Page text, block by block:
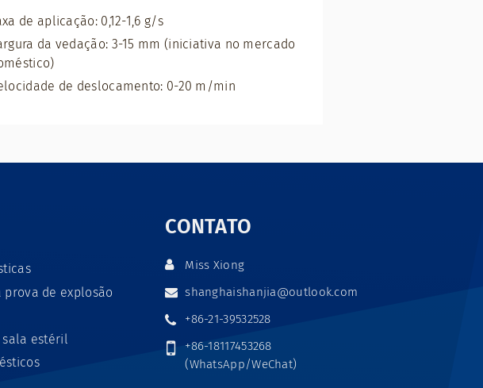
de aplicação: 0,12-1,6 g/s
da vedação: 3-15 mm (iniciativa no mercado
de deslocamento: 0-20 m/min
prova de explosão
sala estéril
CONTATO
Miss Xiong
shanghaishanjia@outlook.com
+86-21-39532528
+86-18117453268
(WhatsApp/WeChat)